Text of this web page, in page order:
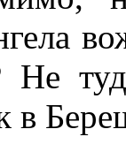
Не
в